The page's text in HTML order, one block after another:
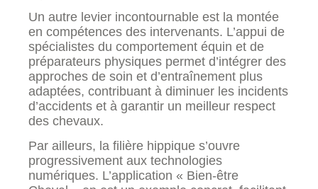
Un autre levier incontournable est la montée
en compétences des intervenants. L’appui de
spécialistes du comportement équin et de
préparateurs physiques permet d’intégrer des
approches de soin et d’entraînement plus
adaptées, contribuant à diminuer les incidents
d’accidents et à garantir un meilleur respect
des chevaux.
Par ailleurs, la filière hippique s’ouvre
progressivement aux technologies
numériques. L’application « Bien-être